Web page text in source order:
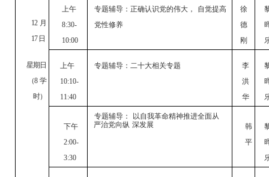
12 月
17 日
星期日
（8 学
时）
上午
8:30-
10:00
专题辅导：正确认识党的伟大，
自觉提高
党性修养
徐
德
刚
上午
10:10-
11:40
专题辅导：二十大相关专题
李
洪
华
下午
2:00-
3:30
专题辅导：
以自我革命精神推进全面从
严治党向纵 深发展
韩
平